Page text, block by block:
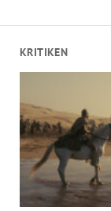
KRITIKEN